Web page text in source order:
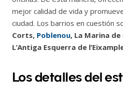
mejor calidad de vida y
ciudad. Los barrios en cuestión
Corts, Poblenou, La Marina
L’Antiga Esquerra de
Los detalles del